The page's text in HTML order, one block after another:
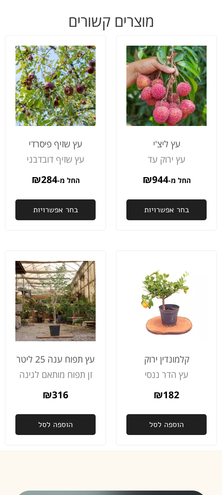
ממליצה!
כפי
עבודה
נפלאה.
ממליץ
בחום
לכולם
מוצרים קשורים
עץ ליצ'י
עץ ירוק עד
החל מ- ₪944
בחר אפשרויות
עץ שזיף פיסרדי
עץ שזיף דובדבני
החל מ- ₪284
בחר אפשרויות
קלמונדין ירוק
עץ הדר ננסי
₪182
הוספה לסל
עץ תפוח ענה 25 ליטר
זן תפוח מותאם לגינה
₪316
הוספה לסל